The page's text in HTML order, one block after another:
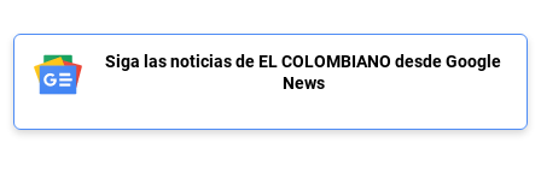
Siga las noticias de EL COLOMBIANO desde Google
News